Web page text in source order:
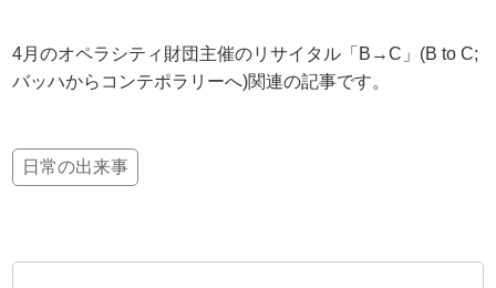
4月のオペラシティ財団主催のリサイタル「B→C」(B to C;
バッハからコンテポラリーへ)関連の記事です。
日常の出来事